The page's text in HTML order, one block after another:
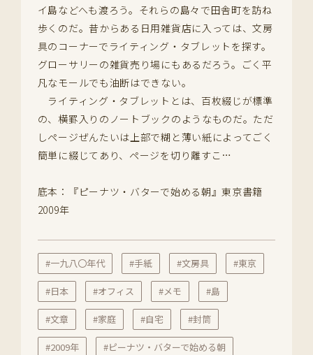
イ島などへも渡ろう。それらの島々で田舎町を訪ね
歩くのだ。昔からある日用雑貨店に入っては、文房
具のコーナーでライティング・タブレットを探す。
グローサリーの雑貨売り場にもあるだろう。ごく平
凡なモールでも油断はできない。
ライティング・タブレットとは、百枚綴じが標準
の、横罫入りのノートブックのようなものだ。ただ
しページぜんたいは上部で糊と薄い紙によってごく
簡単に綴じてあり、ページを切り離すこ…
底本：『ピーナツ・バターで始める朝』東京書籍
2009年
#一九八〇年代 #手紙 #文房具 #東京
#日本 #オフィス #メモ #島
#文章 #家庭 #自宅 #封筒
#2009年 #ピーナツ・バターで始める朝